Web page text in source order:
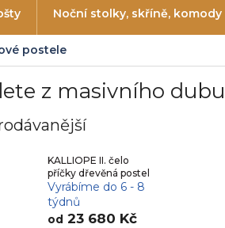
Noční stolky, skříně, komody
postele
z masivního dubu
KALLIOPE II. čelo
příčky dřevěná postel
Vyrábíme do 6 - 8
týdnů
od 23 680 Kč